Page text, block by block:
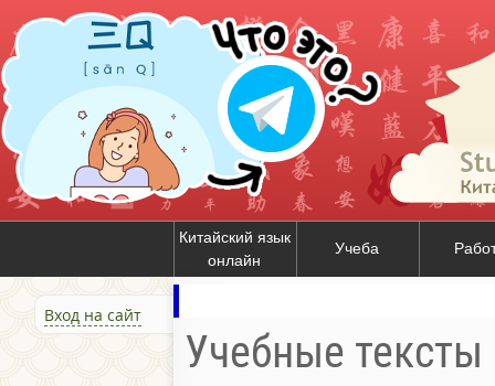
Китайский язык
онлайн
Учеба
Вход на сайт
Учебные тексты